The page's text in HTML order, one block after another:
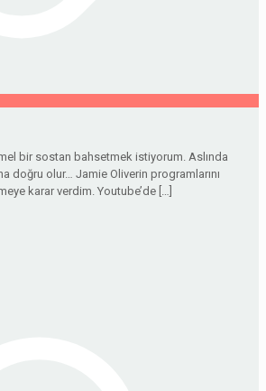
bir sostan bahsetmek istiyorum. Aslında
doğru olur… Jamie Oliverin programlarını
karar verdim. Youtube’de […]